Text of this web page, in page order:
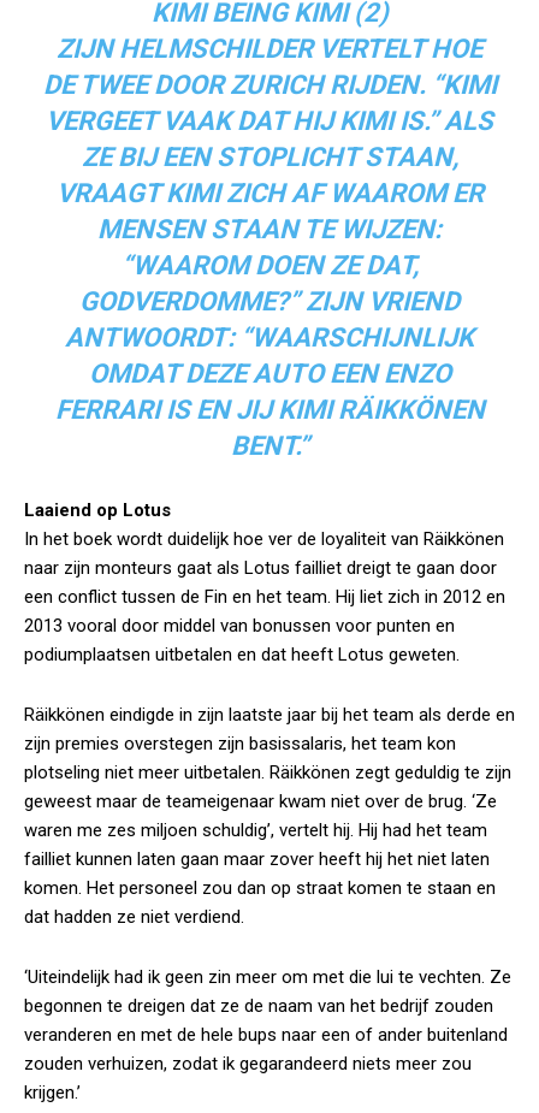
KIMI BEING KIMI (2)
ZIJN HELMSCHILDER VERTELT HOE
DE TWEE DOOR ZURICH RIJDEN. “KIMI
VERGEET VAAK DAT HIJ KIMI IS.” ALS
ZE BIJ EEN STOPLICHT STAAN,
VRAAGT KIMI ZICH AF WAAROM ER
MENSEN STAAN TE WIJZEN:
“WAAROM DOEN ZE DAT,
GODVERDOMME?” ZIJN VRIEND
ANTWOORDT: “WAARSCHIJNLIJK
OMDAT DEZE AUTO EEN ENZO
FERRARI IS EN JIJ KIMI RÄIKKÖNEN
BENT.”
Laaiend op Lotus
In het boek wordt duidelijk hoe ver de loyaliteit van Räikkönen
naar zijn monteurs gaat als Lotus failliet dreigt te gaan door
een conflict tussen de Fin en het team. Hij liet zich in 2012 en
2013 vooral door middel van bonussen voor punten en
podiumplaatsen uitbetalen en dat heeft Lotus geweten.
Räikkönen eindigde in zijn laatste jaar bij het team als derde en
zijn premies overstegen zijn basissalaris, het team kon
plotseling niet meer uitbetalen. Räikkönen zegt geduldig te zijn
geweest maar de teameigenaar kwam niet over de brug. ‘Ze
waren me zes miljoen schuldig’, vertelt hij. Hij had het team
failliet kunnen laten gaan maar zover heeft hij het niet laten
komen. Het personeel zou dan op straat komen te staan en
dat hadden ze niet verdiend.
‘Uiteindelijk had ik geen zin meer om met die lui te vechten. Ze
begonnen te dreigen dat ze de naam van het bedrijf zouden
veranderen en met de hele bups naar een of ander buitenland
zouden verhuizen, zodat ik gegarandeerd niets meer zou
krijgen.’